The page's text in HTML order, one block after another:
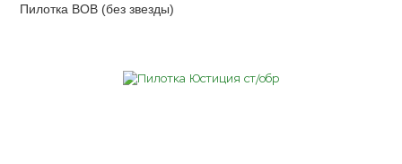
Пилотка ВОВ (без звезды)